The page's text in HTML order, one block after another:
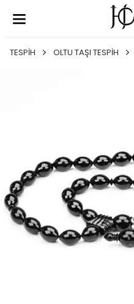
TESPİH OLTU TAŞI TESPİH